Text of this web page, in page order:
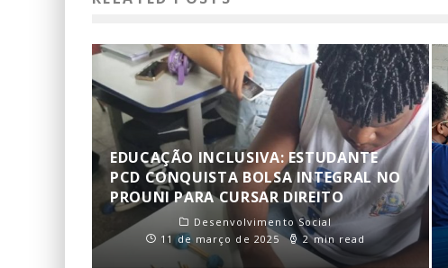
EDUCAÇÃO INCLUSIVA: ESTUDANTE
PCD CONQUISTA BOLSA INTEGRAL NO
PROUNI PARA CURSAR DIREITO
Desenvolvimento Social
11 de março de 2025
2 min read